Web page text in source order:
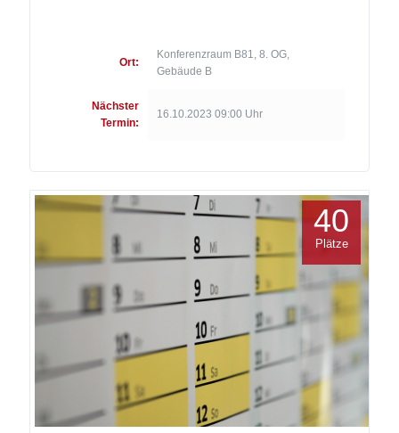
Ort:
Konferenzraum B81, 8. OG,
Gebäude B
Nächster
Termin:
16.10.2023 09:00 Uhr
40
Plätze